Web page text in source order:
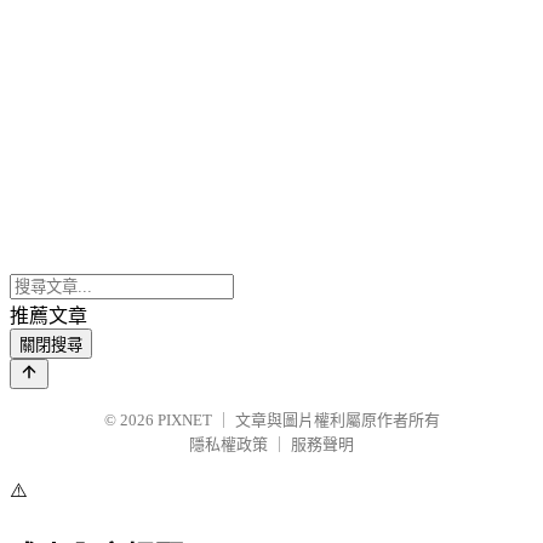
推薦文章
關閉搜尋
© 2026 PIXNET
文章與圖片權利屬原作者所有
隱私權政策
服務聲明
⚠️